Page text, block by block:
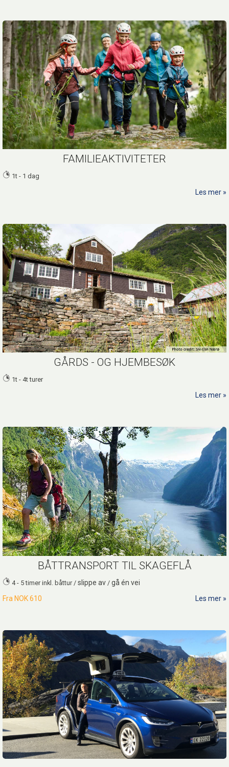
BÅTTRANSPORT TIL SKAGEFLÅ
4 - 5 timer inkl. båttur / slippe av / gå én vei
Fra NOK 610 Les mer
GÅRDS - OG HJEMBESØK
1t - 4t turer
Les mer
FAMILIEAKTIVITETER
1t - 1 dag
Les mer